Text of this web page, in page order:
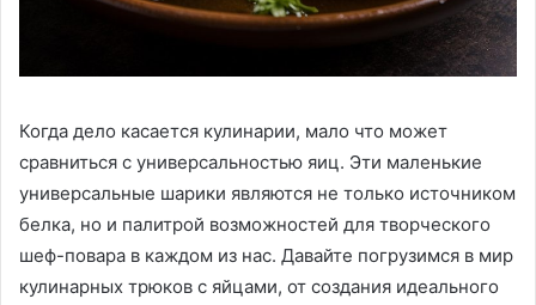
Когда дело касается кулинарии, мало что может
сравниться с универсальностью яиц. Эти маленькие
универсальные шарики являются не только источником
белка, но и палитрой возможностей для творческого
шеф-повара в каждом из нас. Давайте погрузимся в мир
кулинарных трюков с яйцами, от создания идеального